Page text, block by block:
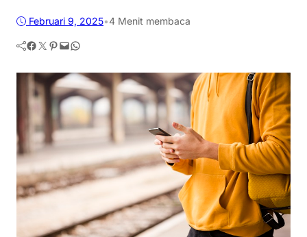
Februari 9, 2025•4 Menit membaca
Facebook Twitter Pinterest Mail WhatsApp